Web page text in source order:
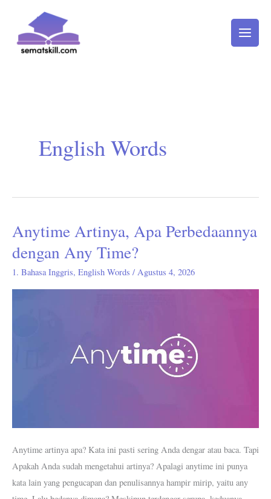
konten
English Words
Anytime Artinya, Apa Perbedaannya
dengan Any Time?
1. Bahasa Inggris, English Words / Agustus 4, 2026
Anytime artinya apa? Kata ini pasti sering Anda dengar atau baca. Tapi
Apakah Anda sudah mengetahui artinya? Apalagi anytime ini punya
kata lain yang pengucapan dan penulisannya hampir mirip, yaitu any
Anytime
Artinya,
Apa
Perbedaannya
dengan